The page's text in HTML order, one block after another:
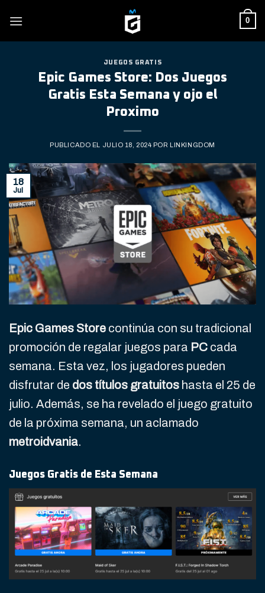
0
JUEGOS GRATIS
Epic Games Store: Dos Juegos
Gratis Esta Semana y ojo el
Proximo
PUBLICADO EL JULIO 18, 2024 POR LINKINGDOM
18
Jul
Epic Games Store continúa con su tradicional
promoción de regalar juegos para PC cada
semana. Esta vez, los jugadores pueden
disfrutar de dos títulos gratuitos hasta el 25 de
julio. Además, se ha revelado el juego gratuito
de la próxima semana, un aclamado
metroidvania.
Juegos Gratis de Esta Semana